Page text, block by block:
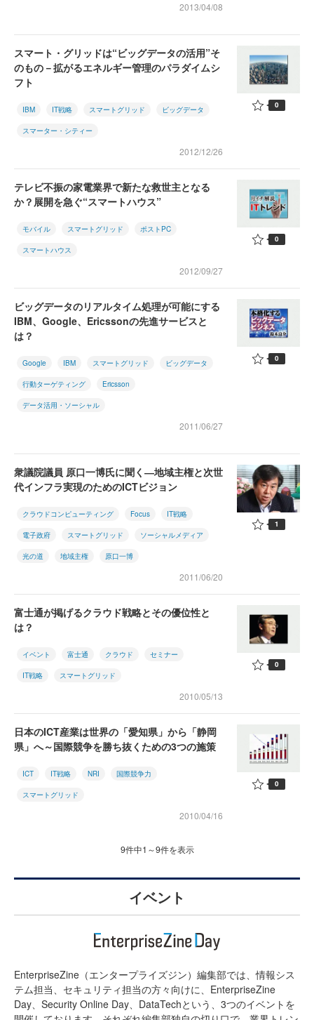
2013/04/08
スマート・グリッドは“ビッグデータの活用”そ
のもの－拡がるエネルギー管理のパラダイムシ
フト
IBM IT戦略 スマートグリッド ビッグデータ
スマーター・シティー
2012/12/26
0
テレビ不振の家電業界で新たな救世主となる
か？展開を急ぐ“スマートハウス”
モバイル スマートグリッド ポストPC
スマートハウス
2012/09/27
0
ビッグデータのリアルタイム処理が可能にする
IBM、Google、Ericssonの先進サービスと
は？
Google IBM スマートグリッド ビッグデータ
行動ターゲティング Ericsson
データ活用・ソーシャル
2011/06/27
0
衆議院議員 原口一博氏に聞く―地域主権と次世
代インフラ実現のためのICTビジョン
クラウドコンピューティング Focus IT戦略
電子政府 スマートグリッド ソーシャルメディア
光の道 地域主権 原口一博
2011/06/20
1
富士通が掲げるクラウド戦略とその優位性と
は？
イベント 富士通 クラウド セミナー
IT戦略 スマートグリッド
2010/05/13
0
日本のICT産業は世界の「愛知県」から「静岡
県」へ～国際競争を勝ち抜くための3つの施策
ICT IT戦略 NRI 国際競争力
スマートグリッド
2010/04/16
0
9件中1～9件を表示
イベント
EnterpriseZine（エンタープライズジン）編集部では、情報シス
テム担当、セキュリティ担当の方々向けに、EnterpriseZine
Day、Security Online Day、DataTechという、3つのイベントを